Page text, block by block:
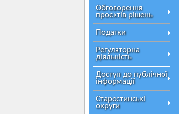
Обговорення
проєктів рішень
Податки
Регуляторна
діяльність
Доступ до публічної
інформації
Старостинські
округи